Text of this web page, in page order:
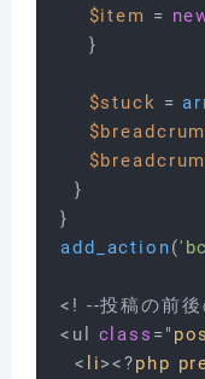
$item =
    }
$stuck =
  }
add_action(
<! --投稿の前
<ul class ="
  <
li><?php